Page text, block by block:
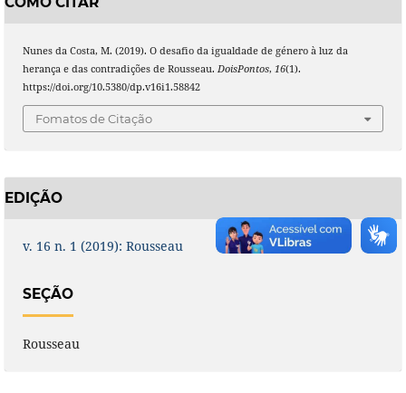
Nunes da Costa, M. (2019). O desafio da igualdade de género à luz da
herança e das contradições de Rousseau. DoisPontos, 16(1).
https://doi.org/10.5380/dp.v16i1.58842
Fomatos de Citação
EDIÇÃO
v. 16 n. 1 (2019): Rousseau
SEÇÃO
Rousseau